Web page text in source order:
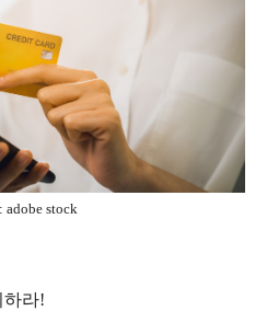
adobe stock
하라!